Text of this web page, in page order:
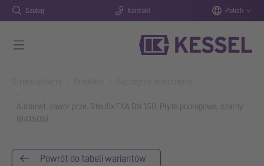
Szukaj Kontakt Polish
Automat. zawór prze. Staufix FKA DN 150, Płyta podłogowa, czarny
(84150S)
Powrót do tabeli wariantów